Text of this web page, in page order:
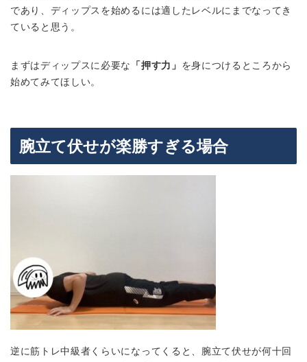
であり、ディップスを始めるには適したレベルにまでなってき
ていると思う。
まずはディップスに必要な 「押す力」 を身につけるところから
始めてみてほしい。
腕立て伏せが楽勝すぎる場合
逆に筋トレ中級者くらいになってくると、腕立て伏せが何十回